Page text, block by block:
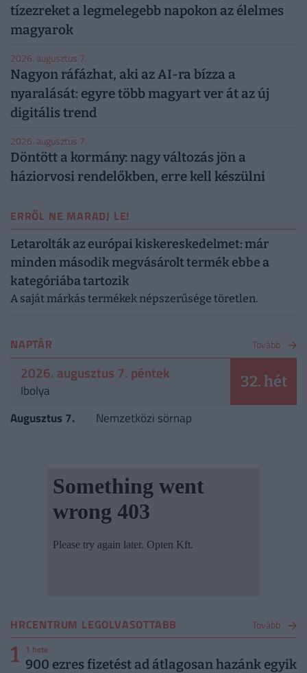
tízezreket a legmelegebb napokon az élelmes
magyarok
2026. augusztus 7.
Nagyon ráfázhat, aki az AI-ra bízza a
nyaralását: egyre több magyart ver át az új
digitális trend
2026. augusztus 7.
Döntött a kormány: nagy változás jön a
háziorvosi rendelőkben, erre kell készülni
ERRŐL NE MARADJ LE!
Letarolták az európai kiskereskedelmet: már
minden második megvásárolt termék ebbe a
kategóriába tartozik
A saját márkás termékek népszerűsége töretlen.
NAPTÁR Tovább
2026. augusztus 7. péntek
Ibolya 32. hét
Augusztus 7. Nemzetközi sörnap
HRCENTRUM LEGOLVASOTTABB Tovább
1 1 hete
900 ezres fizetést ad átlagosan hazánk egyik